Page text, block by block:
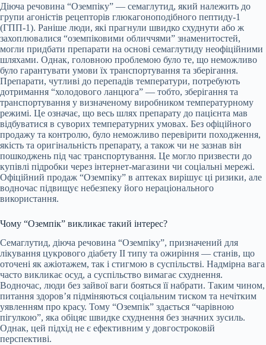
Діюча речовина “Оземпіку” — семаглутид, який належить до
групи агоністів рецепторів глюкагоноподібного пептиду-1
(ГПП-1). Раніше люди, які прагнули швидко схуднути або ж
захоплювалися “оземпіковими обличчями” знаменитостей,
могли придбати препарати на основі семаглутиду неофіційними
шляхами. Однак, головною проблемою було те, що неможливо
було гарантувати умови їх транспортування та зберігання.
Препарати, чутливі до перепадів температури, потребують
дотримання “холодового ланцюга” — тобто, зберігання та
транспортування у визначеному виробником температурному
режимі. Це означає, що весь шлях препарату до пацієнта мав
відбуватися в суворих температурних умовах. Без офіційного
продажу та контролю, було неможливо перевірити походження,
якість та оригінальність препарату, а також чи не зазнав він
пошкоджень під час транспортування. Це могло призвести до
купівлі підробки через інтернет-магазини чи соціальні мережі.
Офіційний продаж “Оземпіку” в аптеках вирішує ці ризики, але
водночас підвищує небезпеку його нераціонального
використання.
Чому “Оземпік” викликає такий інтерес?
Семаглутид, діюча речовина “Оземпіку”, призначений для
лікування цукрового діабету II типу та ожиріння — станів, що
оточені як ажіотажем, так і стигмою в суспільстві. Надмірна вага
часто викликає осуд, а суспільство вимагає схуднення.
Водночас, люди без зайвої ваги бояться її набрати. Таким чином,
питання здоров’я підміняються соціальним тиском та нечітким
уявленням про красу. Тому “Оземпік” здається “чарівною
пігулкою”, яка обіцяє швидке схуднення без значних зусиль.
Однак, цей підхід не є ефективним у довгостроковій
перспективі.